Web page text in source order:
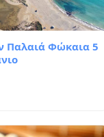
Παλαιά Φώκαια 5